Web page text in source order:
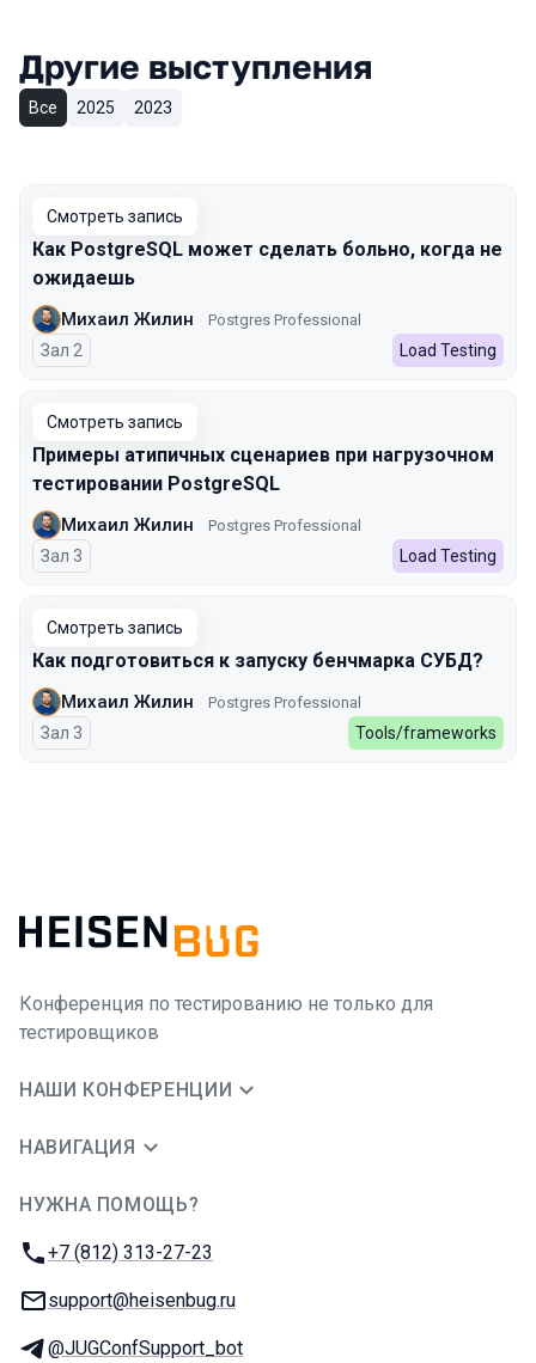
Другие выступления
Все 2025 2023
Смотреть запись
Как PostgreSQL может сделать больно, когда не
ожидаешь
Михаил Жилин Postgres Professional
Зал 2 Load Testing
Смотреть запись
Примеры атипичных сценариев при нагрузочном
тестировании PostgreSQL
Михаил Жилин Postgres Professional
Зал 3 Load Testing
Смотреть запись
Как подготовиться к запуску бенчмарка СУБД?
Михаил Жилин Postgres Professional
Зал 3 Tools/frameworks
Конференция по тестированию не только для
тестировщиков
НАШИ КОНФЕРЕНЦИИ
НАВИГАЦИЯ
НУЖНА ПОМОЩЬ?
Телефон:
+7 (812) 313-27-23
E-mail:
support@heisenbug.ru
Телеграм:
@JUGConfSupport_bot